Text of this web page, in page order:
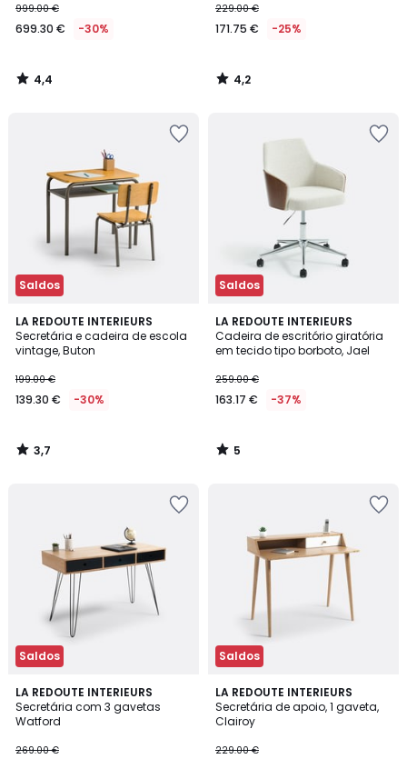
999.00 €
699.30 € -30%
4,4
/
229.00 €
171.75 € -25%
4,2
/
Saldos
LA REDOUTE INTERIEURS
Secretária e cadeira de escola
vintage, Buton
199.00 €
139.30 € -30%
3,7
/ 5
3,7
/
Saldos
LA REDOUTE INTERIEURS
Cadeira de escritório giratória
em tecido tipo borboto, Jael
259.00 €
163.17 € -37%
5
/
5
5
/
Saldos
LA REDOUTE INTERIEURS
Secretária com 3 gavetas
Watford
269.00 €
4,3
/ 5
Saldos
LA REDOUTE INTERIEURS
Secretária de apoio, 1 gaveta,
Clairoy
229.00 €
4,2
/ 5